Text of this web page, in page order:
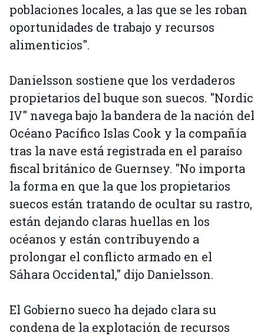
poblaciones locales, a las que se les roban
oportunidades de trabajo y recursos
alimenticios".
Danielsson sostiene que los verdaderos
propietarios del buque son suecos. "Nordic
IV" navega bajo la bandera de la nación del
Océano Pacífico Islas Cook y la compañía
tras la nave está registrada en el paraíso
fiscal británico de Guernsey. "No importa
la forma en que la que los propietarios
suecos están tratando de ocultar su rastro,
están dejando claras huellas en los
océanos y están contribuyendo a
prolongar el conflicto armado en el
Sáhara Occidental," dijo Danielsson.
El Gobierno sueco ha dejado clara su
condena de la explotación de recursos